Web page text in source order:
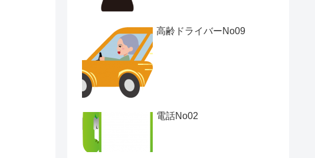
高齢ドライバーNo09
電話No02